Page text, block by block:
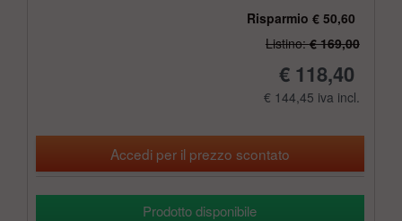
Risparmio € 50,60
Listino:€ 169,00
€ 118,40
€ 144,45 iva incl.
Accedi per il prezzo scontato
Prodotto disponibile